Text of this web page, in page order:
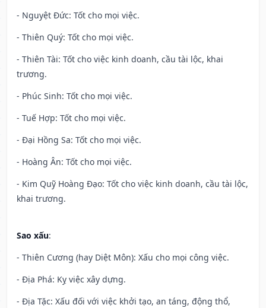
- Nguyệt Đức: Tốt cho mọi việc.
- Thiên Quý: Tốt cho mọi việc.
- Thiên Tài: Tốt cho việc kinh doanh, cầu tài lộc, khai
trương.
- Phúc Sinh: Tốt cho mọi việc.
- Tuế Hợp: Tốt cho mọi việc.
- Đại Hồng Sa: Tốt cho mọi việc.
- Hoàng Ân: Tốt cho mọi việc.
- Kim Quỹ Hoàng Đạo: Tốt cho việc kinh doanh, cầu tài lộc,
khai trương.
Sao xấu:
- Thiên Cương (hay Diệt Môn): Xấu cho mọi công việc.
- Địa Phá: Kỵ việc xây dựng.
- Địa Tặc: Xấu đối với việc khởi tạo, an táng, động thổ,